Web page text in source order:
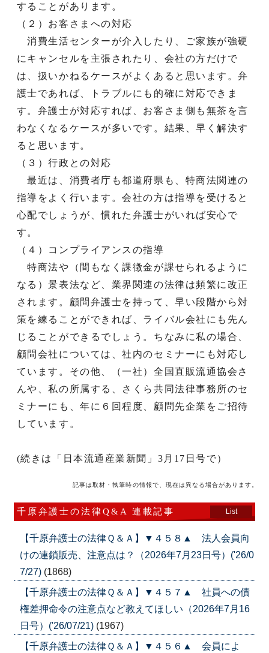
することがあります。
（２）お客さまへの対応
消費生活センターが介入したり、ご家族が強硬
にキャンセルを主張されたり、会社の方だけで
は、扱いかねるケースがよくあると思います。弁
護士であれば、トラブルにも的確に対応できま
す。弁護士が対応すれば、お客さま側も無茶を言
わなくなるケースが多いです。結果、早く解決す
ると思います。
（３）行政との対応
最近は、消費者庁も都道府県も、特商法関連の
指導をよく行います。会社の方は指導を受けると
心配でしょうが、慣れた弁護士がいれば安心で
す。
（４）コンプライアンスの指導
特商法や（間もなく課徴金が課せられるように
なる）景表法など、業界関連の法律は頻繁に改正
されます。顧問弁護士を持って、早い段階から対
策を練ることができれば、ライバル会社にも先ん
じることができるでしょう。ちなみに私の場合、
顧問会社については、社内のセミナーにも対応し
ています。その他、（一社）全国直販流通協会さ
んや、私の所属する、さくら共同法律事務所のセ
ミナーにも、年に６回程度、顧問先企業をご招待
しています。
(続きは「日本流通産業新聞」3月17日号で）
記事は取材・執筆時の情報で、現在は異なる場合があります。
千原弁護士の法律Q&A 連載記事 List
【千原弁護士の法律Ｑ＆Ａ】▼４５８▲ 法人会員向
けの連鎖販売、注意点は？（2026年7月23日号）('26/0
7/27) (1868)
【千原弁護士の法律Ｑ＆Ａ】▼４５７▲ 社員への債
権差押命令の注意点など教えてほしい（2026年7月16
日号）('26/07/21) (1967)
【千原弁護士の法律Ｑ＆Ａ】▼４５６▲ 会員によ